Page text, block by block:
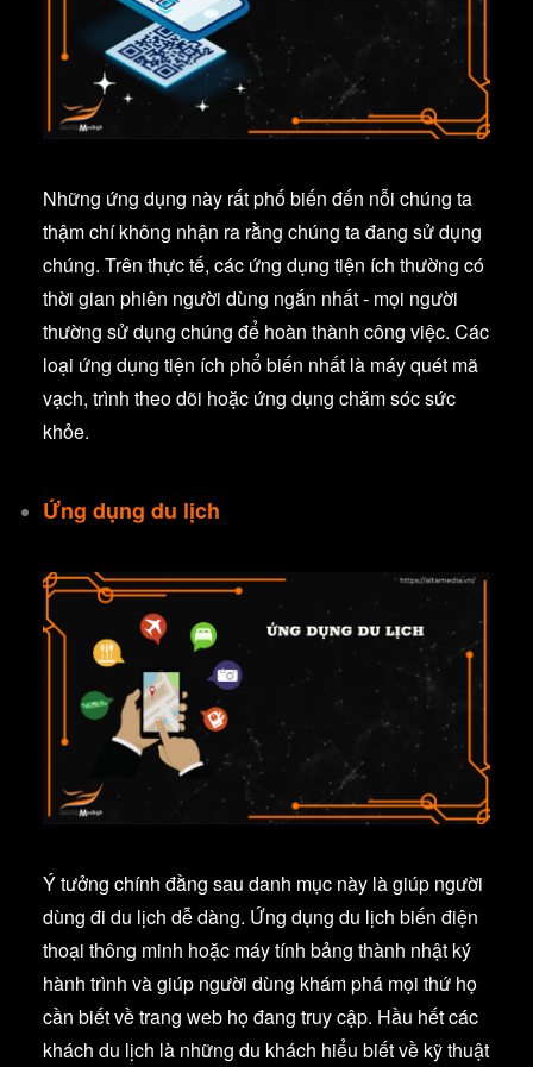
Những ứng dụng này rất phố biến đến nỗi chúng ta
thậm chí không nhận ra rằng chúng ta đang sử dụng
chúng. Trên thực tế, các ứng dụng tiện ích thường có
thời gian phiên người dùng ngắn nhất - mọi người
thường sử dụng chúng để hoàn thành công việc. Các
loại ứng dụng tiện ích phổ biến nhất là máy quét mã
vạch, trình theo dõi hoặc ứng dụng chăm sóc sức
khỏe.
Ứng dụng du lịch
Ý tưởng chính đằng sau danh mục này là giúp người
dùng đi du lịch dễ dàng. Ứng dụng du lịch biến điện
thoại thông minh hoặc máy tính bảng thành nhật ký
hành trình và giúp người dùng khám phá mọi thứ họ
cần biết về trang web họ đang truy cập. Hầu hết các
khách du lịch là những du khách hiểu biết về kỹ thuật